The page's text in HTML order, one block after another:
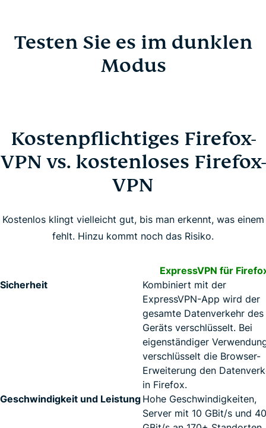
Testen Sie es im dunklen
Modus
Kostenpflichtiges Firefox-
VPN vs. kostenloses Firefox-
VPN
Kostenlos klingt vielleicht gut, bis man erkennt, was einem
fehlt. Hinzu kommt noch das Risiko.
ExpressVPN für
Sicherheit
Kombiniert mit der
ExpressVPN-App wird der
gesamte Datenverkehr des
Geräts verschlüsselt. Bei
eigenständiger
verschlüsselt die Browser-
Erweiterung den
in Firefox.
Geschwindigkeit und Leistung Hohe Geschwindigkeiten,
Server mit 10 GBit/s und 40